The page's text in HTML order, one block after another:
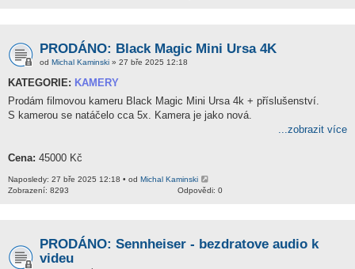
PRODÁNO: Black Magic Mini Ursa 4K
od Michal Kaminski » 27 bře 2025 12:18
KATEGORIE: KAMERY
Prodám filmovou kameru Black Magic Mini Ursa 4k + příslušenství.
S kamerou se natáčelo cca 5x. Kamera je jako nová.
...zobrazit více
Cena: 45000 Kč
Naposledy: 27 bře 2025 12:18 • od Michal Kaminski
Odpovědi: 0
Zobrazení: 8293
PRODÁNO: Sennheiser - bezdratove audio k
videu